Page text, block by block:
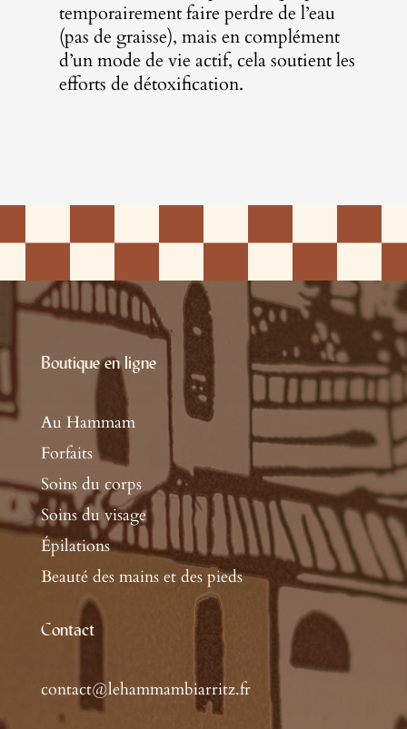
temporairement faire perdre de l’eau
(pas de graisse), mais en complément
d’un mode de vie actif, cela soutient les
efforts de détoxification.
Boutique en ligne
Au Hammam
Forfaits
Soins du corps
Soins du visage
Épilations
Beauté des mains et des pieds
Contact
contact@lehammambiarritz.fr